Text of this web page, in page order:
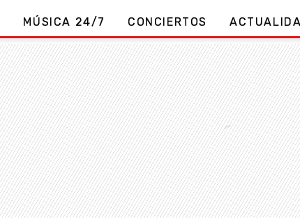
MÚSICA 24/7 CONCIERTOS